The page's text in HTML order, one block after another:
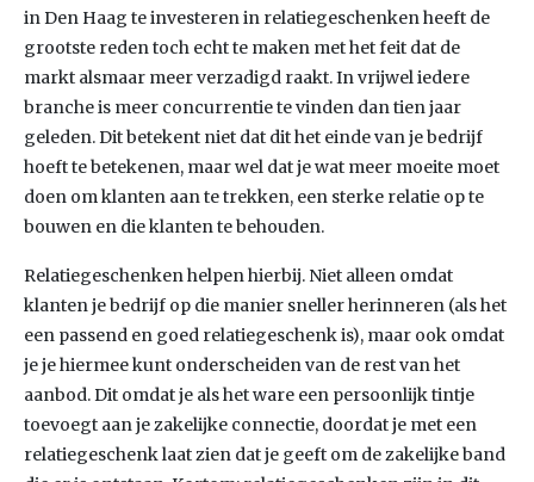
in Den Haag te investeren in relatiegeschenken heeft de
grootste reden toch echt te maken met het feit dat de
markt alsmaar meer verzadigd raakt. In vrijwel iedere
branche is meer concurrentie te vinden dan tien jaar
geleden. Dit betekent niet dat dit het einde van je bedrijf
hoeft te betekenen, maar wel dat je wat meer moeite moet
doen om klanten aan te trekken, een sterke relatie op te
bouwen en die klanten te behouden.
Relatiegeschenken helpen hierbij. Niet alleen omdat
klanten je bedrijf op die manier sneller herinneren (als het
een passend en goed relatiegeschenk is), maar ook omdat
je je hiermee kunt onderscheiden van de rest van het
aanbod. Dit omdat je als het ware een persoonlijk tintje
toevoegt aan je zakelijke connectie, doordat je met een
relatiegeschenk laat zien dat je geeft om de zakelijke band